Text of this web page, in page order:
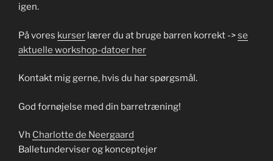
igen.
På vores kurser lærer du at bruge barren korrekt ->se
aktuelle workshop-datoer her
Kontakt mig gerne, hvis du har spørgsmål.
God fornøjelse med din barretræning!
Vh Charlotte de Neergaard
Balletunderviser og konceptejer